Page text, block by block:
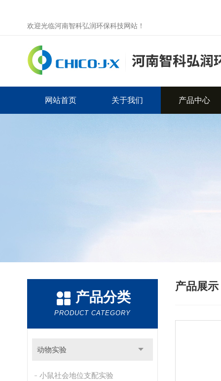
欢迎光临河南智科弘润环保科技网站！
网站首页 关于我们 产品中心
产品分类
PRODUCT CATEGORY
动物实验
小鼠社会地位支配实验
产品展示